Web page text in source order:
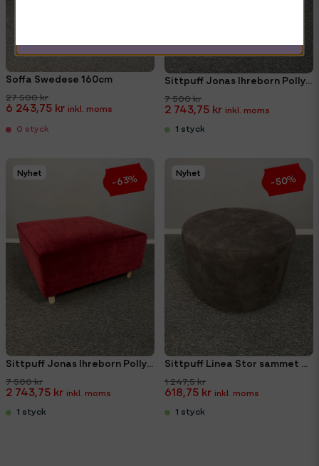
Soffa Swedese 160cm
27 500 kr
6 243,75 kr
0 styck
Sittpuff Jonas Ihreborn Polly Beige 84x84cm
7 500 kr
2 743,75 kr
1 styck
Sittpuff Jonas Ihreborn Polly Vinröd 84x84cm
7 500 kr
2 743,75 kr
1 styck
Nyhet -63%
Sittpuff Linea Stor sammet Ø60cm
1 247,5 kr
618,75 kr
1 styck
Nyhet -50%